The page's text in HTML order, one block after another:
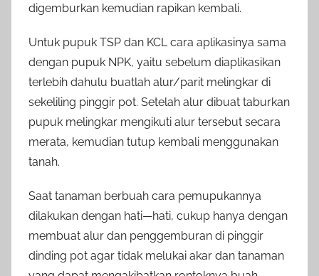
digemburkan kemudian rapikan kembali.
Untuk pupuk TSP dan KCL cara aplikasinya sama
dengan pupuk NPK, yaitu sebelum diaplikasikan
terlebih dahulu buatlah alur/parit melingkar di
sekeliling pinggir pot. Setelah alur dibuat taburkan
pupuk melingkar mengikuti alur tersebut secara
merata, kemudian tutup kembali menggunakan
tanah.
Saat tanaman berbuah cara pemupukannya
dilakukan dengan hati—hati, cukup hanya dengan
membuat alur dan penggemburan di pinggir
dinding pot agar tidak melukai akar dan tanaman